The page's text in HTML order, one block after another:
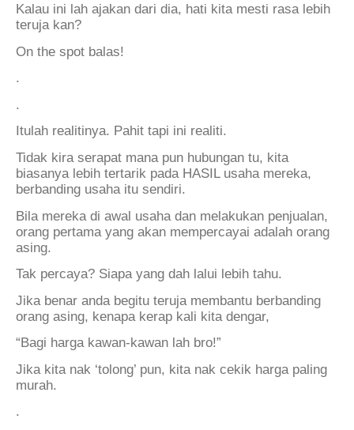
Kalau ini lah ajakan dari dia, hati kita mesti rasa lebih
teruja kan?
On the spot balas!
.
.
Itulah realitinya. Pahit tapi ini realiti.
Tidak kira serapat mana pun hubungan tu, kita
biasanya lebih tertarik pada HASIL usaha mereka,
berbanding usaha itu sendiri.
Bila mereka di awal usaha dan melakukan penjualan,
orang pertama yang akan mempercayai adalah orang
asing.
Tak percaya? Siapa yang dah lalui lebih tahu.
Jika benar anda begitu teruja membantu berbanding
orang asing, kenapa kerap kali kita dengar,
“Bagi harga kawan-kawan lah bro!”
Jika kita nak ‘tolong’ pun, kita nak cekik harga paling
murah.
.